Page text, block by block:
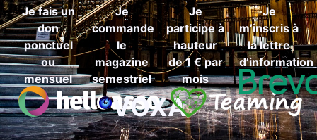
Je fais un
don
ponctuel
ou
mensuel
Je
commande
le
magazine
semestriel
VOXA
Je
participe à
hauteur
de 1 € par
mois
Je
m’inscris à
la lettre
d’information